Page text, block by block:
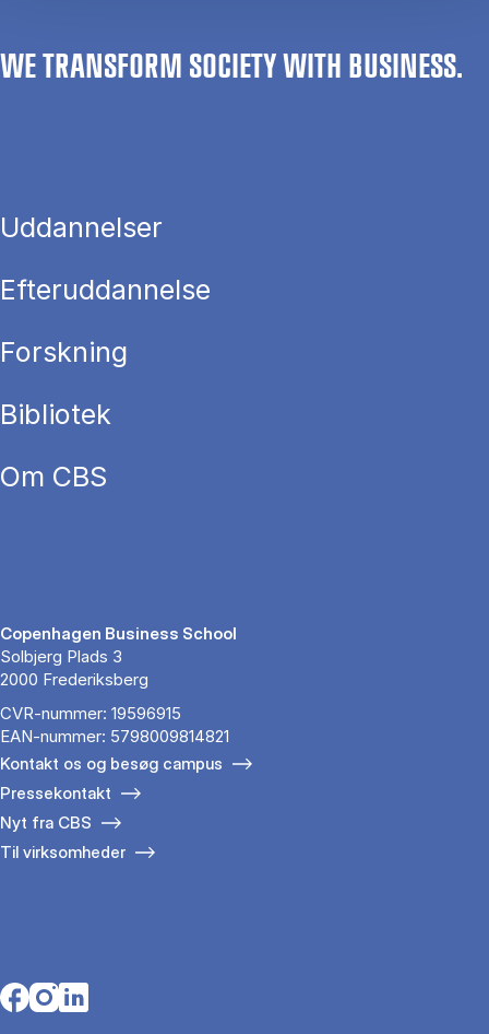
WE TRANSFORM SOCIETY WITH BUSINESS.
Uddannelser
Efteruddannelse
Forskning
Bibliotek
Om CBS
Copenhagen Business School
Solbjerg Plads 3
2000 Frederiksberg
CVR-nummer: 19596915
EAN-nummer: 5798009814821
Kontakt os og besøg campus
Pressekontakt
Nyt fra CBS
Til virksomheder
Opens in a new tab
Opens in a new tab
Opens in a new tab